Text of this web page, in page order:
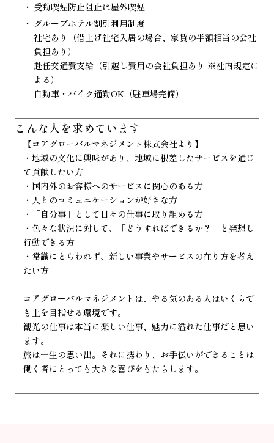
受動喫煙防止阻止は屋外喫煙
グループホテル割引利用制度
社宅あり（借上げ社宅入居の場合、家賃の半額相当の会社
負担あり）
赴任交通費支給（引越し費用の会社負担あり ※社内規定に
よる）
自動車・バイク通勤OK（駐車場完備）
こんな人を求めています
【コアグローバルマネジメント株式会社より】
・地域の文化に興味があり、地域に根差したサービスを通じ
て貢献したい方
・国内外のお客様へのサービスに関心のある方
・人とのコミュニケーションが好きな方
・「自分事」として日々の仕事に取り組める方
・色々な状況に対して、「どうすればできるか？」と発想し
行動できる方
・常識にとらわれず、新しい事業やサービスの在り方を考え
たい方
コアグローバルマネジメントは、やる気のある人はいくらで
も上を目指せる環境です。
観光の仕事は本当に楽しい仕事、魅力に溢れた仕事だと思い
ます。
旅は一生の思い出。それに携わり、お手伝いができることは
働く者にとっても大きな喜びをもたらします。